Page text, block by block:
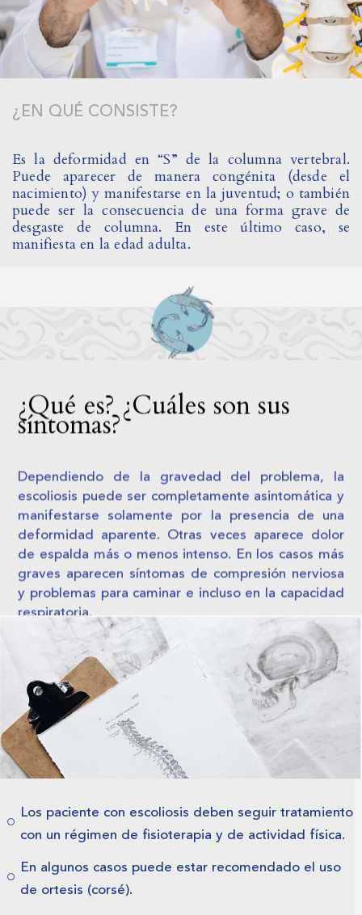
¿EN QUÉ CONSISTE?
Es la deformidad en “S” de la columna vertebral.
Puede aparecer de manera congénita (desde el
nacimiento) y manifestarse en la juventud; o también
puede ser la consecuencia de una forma grave de
desgaste de columna. En este último caso, se
manifiesta en la edad adulta.
¿Qué es? ¿Cuáles son sus
síntomas?
Dependiendo de la gravedad del problema, la
escoliosis puede ser completamente asintomática y
manifestarse solamente por la presencia de una
deformidad aparente. Otras veces aparece dolor
de espalda más o menos intenso. En los casos más
graves aparecen síntomas de compresión nerviosa
y problemas para caminar e incluso en la capacidad
respiratoria.
Los paciente con escoliosis deben seguir tratamiento
con un régimen de fisioterapia y de actividad física.
En algunos casos puede estar recomendado el uso
de ortesis (corsé).